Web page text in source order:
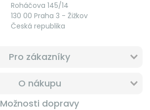
Roháčova 145/14
130 00 Praha 3 - Žižkov
Česká republika
Pro zákazníky
O nákupu
Možnosti dopravy